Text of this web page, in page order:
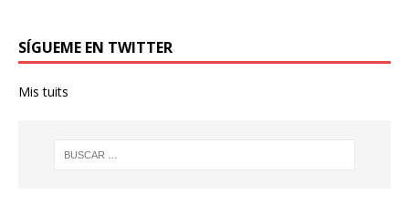
SÍGUEME EN TWITTER
Mis tuits